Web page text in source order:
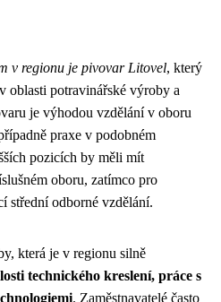
v regionu je pivovar Litovel, který
oblasti potravinářské výroby a
je výhodou vzdělání v oboru
praxe v podobném
pozicích by měli mít
oboru, zatímco pro
střední odborné vzdělání.
která je v regionu silně
technického kreslení, práce s
. Zaměstnavatelé často